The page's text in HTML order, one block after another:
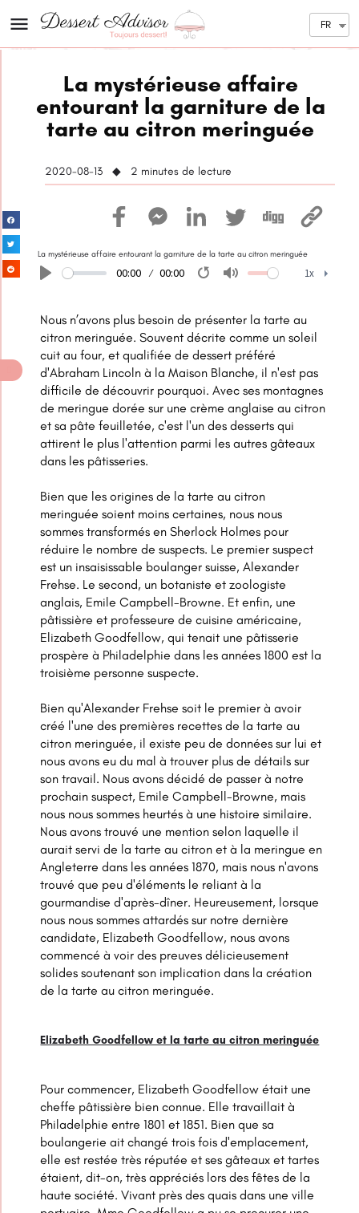
FR
La mystérieuse affaire
entourant la garniture de la
tarte au citron meringuée
2020-08-13 ◆ 2 minutes de lecture
La mystérieuse affaire entourant la garniture de la tarte au citron meringuée
Play 00:00 00:00 RestartMute 1x
Nous n’avons plus besoin de présenter la tarte au
citron meringuée. Souvent décrite comme un soleil
cuit au four, et qualifiée de dessert préféré
d'Abraham Lincoln à la Maison Blanche, il n'est pas
difficile de découvrir pourquoi. Avec ses montagnes
de meringue dorée sur une crème anglaise au citron
et sa pâte feuilletée, c'est l'un des desserts qui
attirent le plus l'attention parmi les autres gâteaux
dans les pâtisseries.
Bien que les origines de la tarte au citron
meringuée soient moins certaines, nous nous
sommes transformés en Sherlock Holmes pour
réduire le nombre de suspects. Le premier suspect
est un insaisissable boulanger suisse, Alexander
Frehse. Le second, un botaniste et zoologiste
anglais, Emile Campbell-Browne. Et enfin, une
pâtissière et professeure de cuisine américaine,
Elizabeth Goodfellow, qui tenait une pâtisserie
prospère à Philadelphie dans les années 1800 est la
troisième personne suspecte.
Bien qu'Alexander Frehse soit le premier à avoir
créé l'une des premières recettes de la tarte au
citron meringuée, il existe peu de données sur lui et
nous avons eu du mal à trouver plus de détails sur
son travail. Nous avons décidé de passer à notre
prochain suspect, Emile Campbell-Browne, mais
nous nous sommes heurtés à une histoire similaire.
Nous avons trouvé une mention selon laquelle il
aurait servi de la tarte au citron et à la meringue en
Angleterre dans les années 1870, mais nous n'avons
trouvé que peu d'éléments le reliant à la
gourmandise d'après-dîner. Heureusement, lorsque
nous nous sommes attardés sur notre dernière
candidate, Elizabeth Goodfellow, nous avons
commencé à voir des preuves délicieusement
solides soutenant son implication dans la création
de la tarte au citron meringuée.
Elizabeth Goodfellow et la tarte au citron meringuée
Pour commencer, Elizabeth Goodfellow était une
cheffe pâtissière bien connue. Elle travaillait à
Philadelphie entre 1801 et 1851. Bien que sa
boulangerie ait changé trois fois d'emplacement,
elle est restée très réputée et ses gâteaux et tartes
étaient, dit-on, très appréciés lors des fêtes de la
haute société. Vivant près des quais dans une ville